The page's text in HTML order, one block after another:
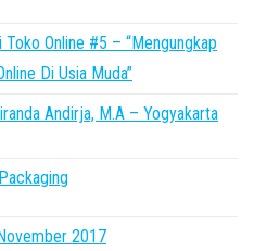
Online #5 – “Mengungkap
Di Usia Muda”
Andirja, M.A – Yogyakarta
2017